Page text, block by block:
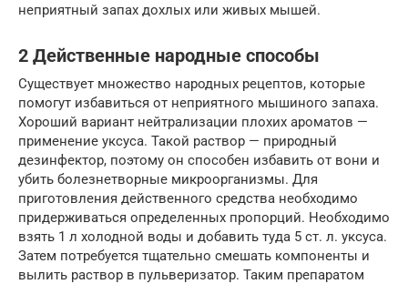
неприятный запах дохлых или живых мышей.
2 Действенные народные способы
Существует множество народных рецептов, которые
помогут избавиться от неприятного мышиного запаха.
Хороший вариант нейтрализации плохих ароматов —
применение уксуса. Такой раствор — природный
дезинфектор, поэтому он способен избавить от вони и
убить болезнетворные микроорганизмы. Для
приготовления действенного средства необходимо
придерживаться определенных пропорций. Необходимо
взять 1 л холодной воды и добавить туда 5 ст. л. уксуса.
Затем потребуется тщательно смешать компоненты и
вылить раствор в пульверизатор. Таким препаратом